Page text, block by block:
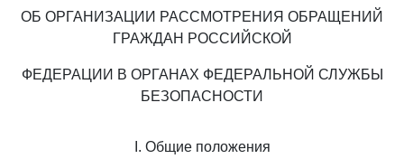
ОБ ОРГАНИЗАЦИИ РАССМОТРЕНИЯ ОБРАЩЕНИЙ
ГРАЖДАН РОССИЙСКОЙ
ФЕДЕРАЦИИ В ОРГАНАХ ФЕДЕРАЛЬНОЙ СЛУЖБЫ
БЕЗОПАСНОСТИ
I. Общие положения